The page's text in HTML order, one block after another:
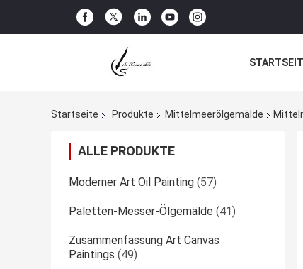
Startseite Produkte Mittelmeerölgemälde
ALLE PRODUKTE
Moderner Art Oil Painting (57)
Paletten-Messer-Ölgemälde (41)
Zusammenfassung Art Canvas
Paintings (49)